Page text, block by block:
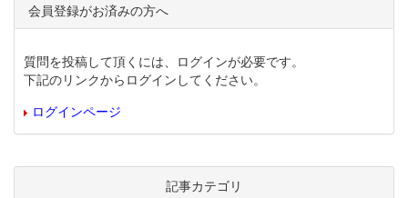
会員登録がお済みの方へ
質問を投稿して頂くには、ログインが必要です。
下記のリンクからログインしてください。
ログインページ
記事カテゴリ